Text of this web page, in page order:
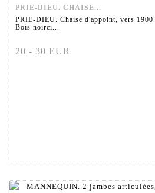
PRIE-DIEU. CHAISE...
PRIE-DIEU. Chaise d'appoint, vers 1900.
Bois noirci...
20 - 30 EUR